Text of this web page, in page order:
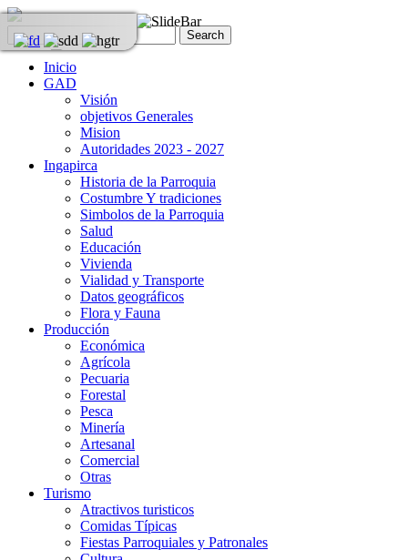
Inicio
GAD
Visión
objetivos Generales
Mision
Autoridades 2023 - 2027
Ingapirca
Historia de la Parroquia
Costumbre Y tradiciones
Simbolos de la Parroquia
Salud
Educación
Vivienda
Vialidad y Transporte
Datos geográficos
Flora y Fauna
Producción
Económica
Agrícola
Pecuaria
Forestal
Pesca
Minería
Artesanal
Comercial
Otras
Turismo
Atractivos turisticos
Comidas Típicas
Fiestas Parroquiales y Patronales